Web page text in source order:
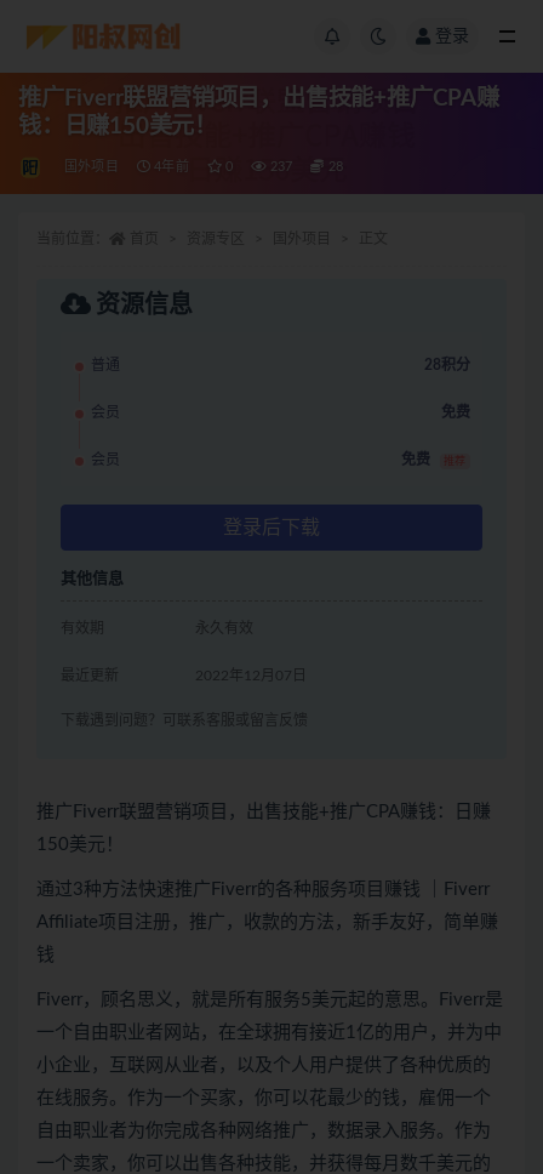
登录
推广Fiverr联盟营销项目，出售技能+推广CPA赚
钱：日赚150美元！
国外项目 4年前 0 237 28
资源信息
普通 28积分
会员 免费
会员 免费 推荐
登录后下载
其他信息
有效期 永久有效
最近更新 2022年12月07日
下载遇到问题？可联系客服或留言反馈
推广Fiverr联盟营销项目，出售技能+推广CPA赚钱：日赚
150美元！
通过3种方法快速推广Fiverr的各种服务项目赚钱 ｜Fiverr
Affiliate项目注册，推广，收款的方法，新手友好，简单赚
钱
Fiverr，顾名思义，就是所有服务5美元起的意思。Fiverr是
一个自由职业者网站，在全球拥有接近1亿的用户，并为中
小企业，互联网从业者，以及个人用户提供了各种优质的
在线服务。作为一个买家，你可以花最少的钱，雇佣一个
自由职业者为你完成各种网络推广，数据录入服务。作为
一个卖家，你可以出售各种技能，并获得每月数千美元的